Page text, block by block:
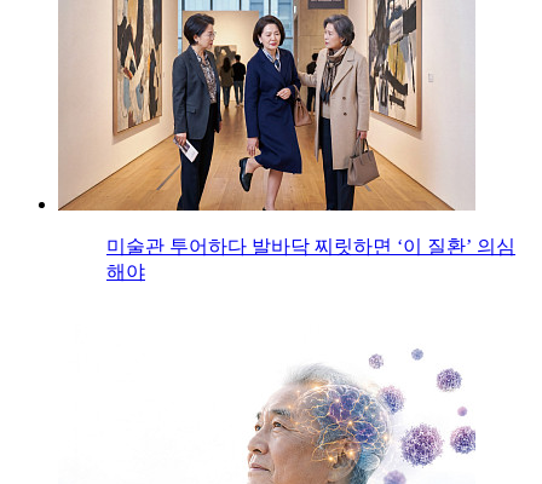
미술관 투어하다 발바닥 찌릿하면 ‘이 질환’ 의심
해야